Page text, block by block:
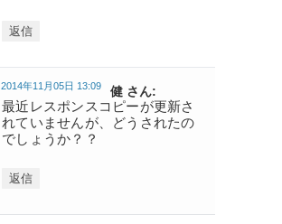
返信
健 さん:
2014年11月05日 13:09
最近レスポンスコピーが更新さ
れていませんが、どうされたの
でしょうか？？
返信